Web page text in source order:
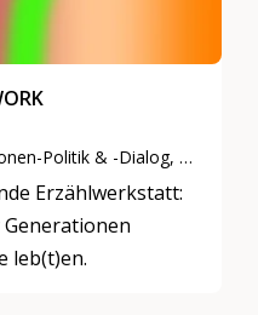
/ 3. März / 7.
bis 21.00
20, 8004
Kultur & Künste, Generationen-Politik & -Dialog, Partizipation, Integration & Inklusion
Erzählwerkstatt:
leb(t)en.